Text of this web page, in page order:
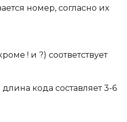
номер, согласно их
! и ?) соответствует
кода составляет 3-6